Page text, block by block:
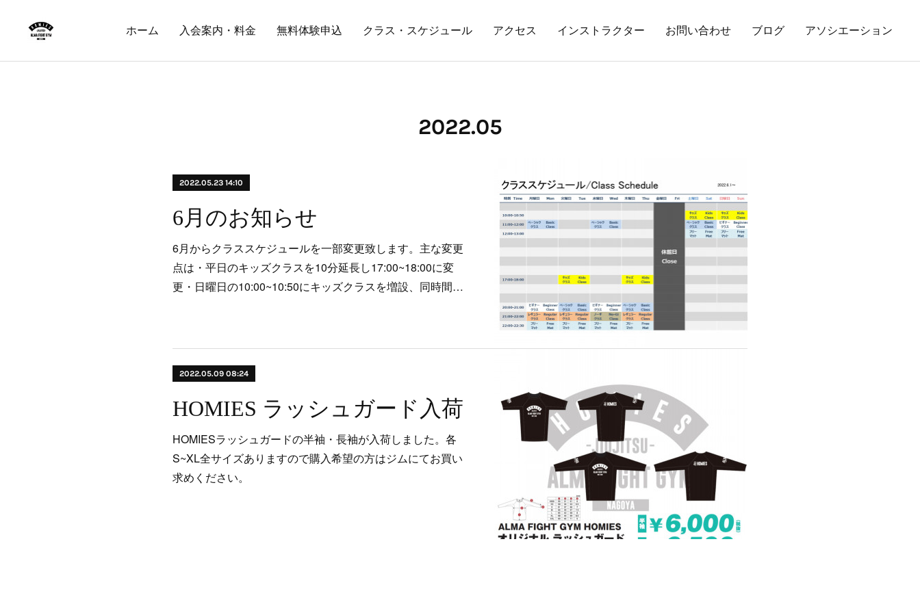
ホーム 入会案内・料金 無料体験申込 クラス・スケジュール アクセス インストラクター お問い合わせ ブログ アソシエーション
2022.05
2022.05.23 14:10
6月のお知らせ
6月からクラススケジュールを一部変更致します。主な変更
点は・平日のキッズクラスを10分延長し17:00~18:00に変
更・日曜日の10:00~10:50にキッズクラスを増設、同時間…
2022.05.09 08:24
HOMIES ラッシュガード入荷
HOMIESラッシュガードの半袖・長袖が入荷しました。各
S~XL全サイズありますので購入希望の方はジムにてお買い
求めください。